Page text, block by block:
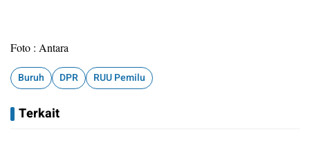
Foto : Antara
Buruh DPR RUU Pemilu
Terkait